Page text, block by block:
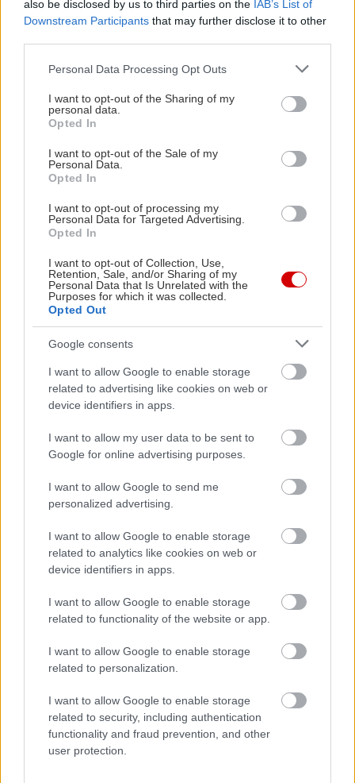
also be disclosed by us to third parties on the IAB’s List of
Downstream Participants that may further disclose it to other
Please note that this website/app uses one or more Google
not limited to your visit or usage behaviour. You may click to
grant or deny consent to Google and its third-party tags to
use your data for below specified purposes in below Google
consent section.
Personal Data Processing Opt Outs
I want to opt-out of the Sharing of my
personal data.
Opted In
I want to opt-out of the Sale of my
Personal Data.
Opted In
I want to opt-out of processing my
Personal Data for Targeted Advertising.
Opted In
I want to opt-out of Collection, Use,
Retention, Sale, and/or Sharing of my
Personal Data that Is Unrelated with the
Purposes for which it was collected.
Opted Out
Google consents
I want to allow Google to enable storage
related to advertising like cookies on web or
device identifiers in apps.
I want to allow my user data to be sent to
Google for online advertising purposes.
I want to allow Google to send me
personalized advertising.
I want to allow Google to enable storage
related to analytics like cookies on web or
device identifiers in apps.
I want to allow Google to enable storage
related to functionality of the website or app.
I want to allow Google to enable storage
related to personalization.
I want to allow Google to enable storage
related to security, including authentication
functionality and fraud prevention, and other
user protection.
που όρισες. Σε καθένα από τα καταλύματα, σε ένα
σελίδα του μπορείς να τις αλλάξεις ή να τις
αυξομειώσεις (αν πχ έχει βγάλει επιλογή
Παρασκευή με Σάββατο, και εσύ θέλεις να φύγεις
Κυριακή).
επιλέξειςταξινόμηση ανά τιμή, για να βλέπεις τα
φθηνότερα πρώτα, ή μπορείς να πατήσεις πάνω
δεξιά, εκεί που λέειΕμφάνιση στον Χάρτη
βολεύει καλύτερα να τα βλέπεις σε χάρτη και όχι
σε λίστα –για να αποφεύγεις, ας πούμε, τα τέρμα
ορεινά αν δεν είσαι εξοικειωμένος/η με τα
ονόματα όλων των χωριών για παράδειγμα της
Πελοποννήσου.
Άντε, και καλά ταξίδια!